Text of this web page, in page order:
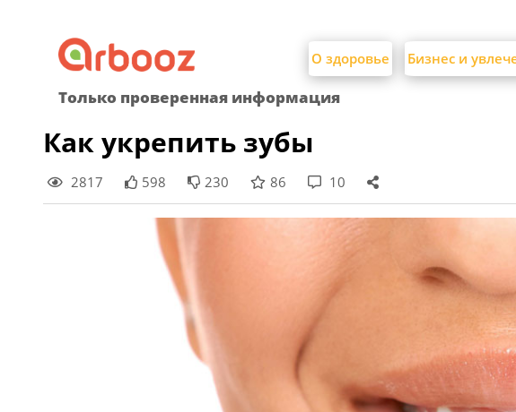
content
О здоровье Бизнес и
Только проверенная информация
Как укрепить зубы
2817 598 230 86 10